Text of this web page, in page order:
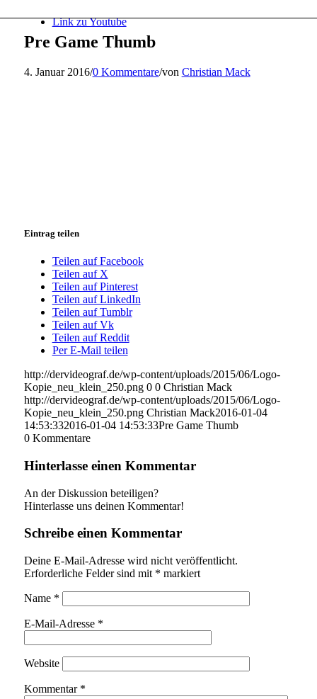
Link zu Youtube
Pre Game Thumb
4. Januar 2016/0 Kommentare/von Christian Mack
Eintrag teilen
Teilen auf Facebook
Teilen auf X
Teilen auf Pinterest
Teilen auf LinkedIn
Teilen auf Tumblr
Teilen auf Vk
Teilen auf Reddit
Per E-Mail teilen
http://dervideograf.de/wp-content/uploads/2015/06/Logo-
Kopie_neu_klein_250.png 0 0 Christian Mack
http://dervideograf.de/wp-content/uploads/2015/06/Logo-
Kopie_neu_klein_250.png Christian Mack2016-01-04
14:53:332016-01-04 14:53:33Pre Game Thumb
0 Kommentare
Hinterlasse einen Kommentar
An der Diskussion beteiligen?
Hinterlasse uns deinen Kommentar!
Schreibe einen Kommentar
Deine E-Mail-Adresse wird nicht veröffentlicht.
Erforderliche Felder sind mit * markiert
Name *
E-Mail-Adresse *
Website
Kommentar *